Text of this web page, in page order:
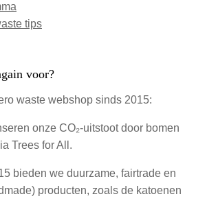
tips
voor?
waste webshop sinds 2015:
onze CO₂-uitstoot door bomen
Trees for All.
bieden we duurzame, fairtrade en
producten, zoals de katoenen